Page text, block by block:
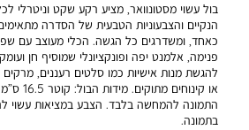
בול עשוי מסטונוואר, מציע רקע שקט וניטרלי
הנקיים והצבעוניות הטבעית של הסדרה
כאחד, ומשדרגים כל הגשה. הכלי מעוצב עם
פנימה, אלמנט יפה ופונקציונלי שמוסיף חן
להגשת מנות אישיות כמו סלטים רעננים, מרקים
או
התמונה להמחשה בלבד. הצבע במציאות עשוי
בתמונה.